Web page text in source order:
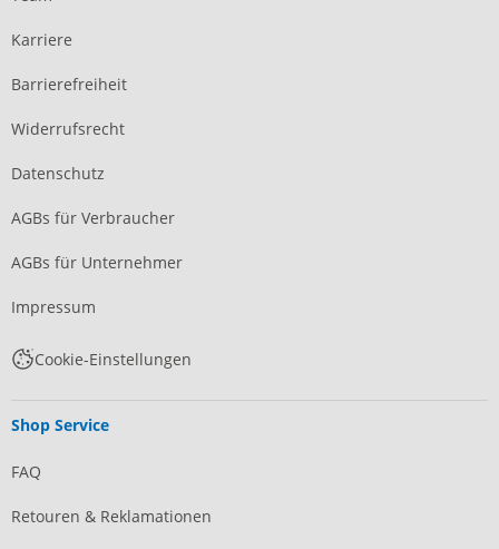
Karriere
Barrierefreiheit
Widerrufsrecht
Datenschutz
AGBs für Verbraucher
AGBs für Unternehmer
Impressum
Cookie-Einstellungen
Shop Service
FAQ
Retouren & Reklamationen